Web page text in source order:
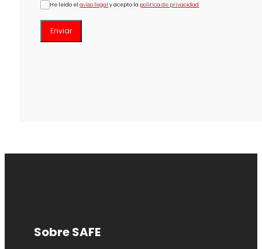
He leído elaviso legal y acepto la política de privacidad
Enviar
Sobre SAFE